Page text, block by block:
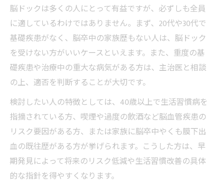
脳ドックは多くの人にとって有益ですが、必ずしも全員
に適しているわけではありません。まず、20代や30代で
基礎疾患がなく、脳卒中の家族歴もない人は、脳ドック
を受けない方がいいケースといえます。また、重度の基
礎疾患や治療中の重大な病気がある方は、主治医と相談
の上、適否を判断することが大切です。
検討したい人の特徴としては、40歳以上で生活習慣病を
指摘されている方、喫煙や過度の飲酒など脳血管疾患の
リスク要因がある方、または家族に脳卒中やくも膜下出
血の既往歴がある方が挙げられます。こうした方は、早
期発見によって将来のリスク低減や生活習慣改善の具体
的な指針を得やすくなります。